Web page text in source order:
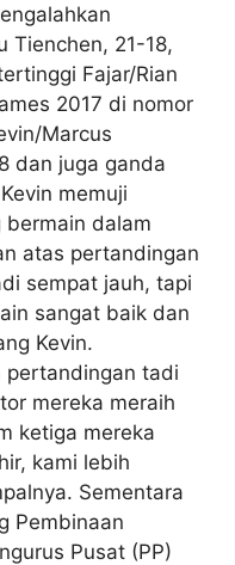
Tienchen, 21-18,
Fajar/Rian
2017 di nomor
Marcus
dan juga ganda
memuji
bermain dalam
atas pertandingan
sempat jauh, tapi
sangat baik dan
Kevin.
pertandingan tadi
mereka meraih
ketiga mereka
kami lebih
Sementara
Pembinaan
Pusat (PP)